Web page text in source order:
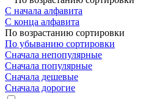
С начала алфавита
С конца алфавита
По возрастанию сортировки
По убыванию сортировки
Сначала непопулярные
Сначала популярные
Сначала дешевые
Сначала дорогие